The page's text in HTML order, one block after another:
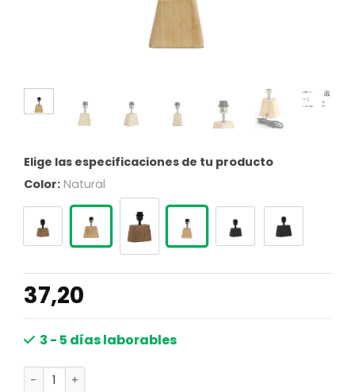
Elige las especificaciones de tu producto
Color: Natural
37,20
3 - 5 días laborables
Base de lámpara de madera moderna Light & Living